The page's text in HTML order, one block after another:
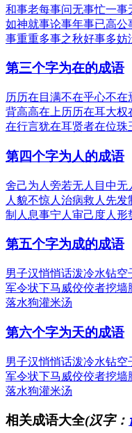
和事老每事问无事忙一事
如神就事论事年事已高公
事重重多事之秋好事多妨
第三个字为在的成语
历历在目 满不在乎心不在
背高高在上 历历在耳大权
在行言犹在耳贤者在位珠
第四个字为人的成语
舍己为人 旁若无人 目中无
人 貌不惊人 治病救人 先发
制人 息事宁人 审己度人 形
第五个字为成的成语
男子汉悄悄话泼冷水钻空
军令状下马威佼佼者挖墙
落水狗灌米汤
第六个字为天的成语
男子汉悄悄话泼冷水钻空
军令状下马威佼佼者挖墙
落水狗灌米汤
相关成语大全(汉字：